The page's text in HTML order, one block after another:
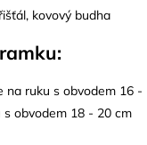
kovový budha
na ruku s obvodem 16 -
s obvodem 18 - 20 cm